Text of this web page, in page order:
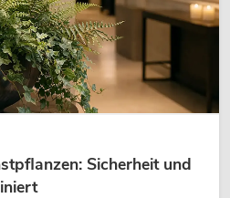
Sicherheit und